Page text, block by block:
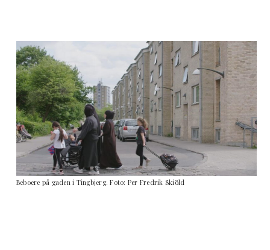
Beboere på gaden i Tingbjerg. Foto: Per Fredrik Skiöld